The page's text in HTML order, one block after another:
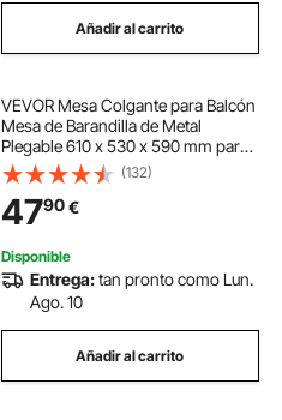
Añadir al carrito
VEVOR Mesa Colgante para Balcón
Mesa de Barandilla de Metal
Plegable 610 x 530 x 590 mm para
Balcón al Aire Libre, Ajustable en 5
Niveles, se Adapta a Barandillas de
1-4,72", Mesa para Patio y Terraza
(132)
4790€
Disponible
Entrega:tan pronto como Lun.
Ago. 10
Añadir al carrito